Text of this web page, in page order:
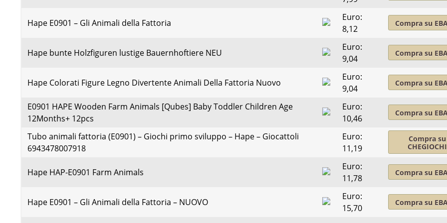
Hape E0901 – Gli Animali della Fattoria
Euro:
8,12
Compra su
Hape bunte Holzfiguren lustige Bauernhoftiere NEU
Euro:
9,04
Compra su
Hape Colorati Figure Legno Divertente Animali Della Fattoria Nuovo
Euro:
9,04
Compra su
E0901 HAPE Wooden Farm Animals [Qubes] Baby Toddler Children Age
12Months+ 12pcs
Euro:
10,46
Compra su
Tubo animali fattoria (E0901) – Giochi primo sviluppo – Hape – Giocattoli
6943478007918
Euro:
11,19
Compra su
CHEGIOCHI
Hape HAP-E0901 Farm Animals
Euro:
11,78
Compra su
Hape E0901 – Gli Animali della Fattoria – NUOVO
Euro:
15,70
Compra su